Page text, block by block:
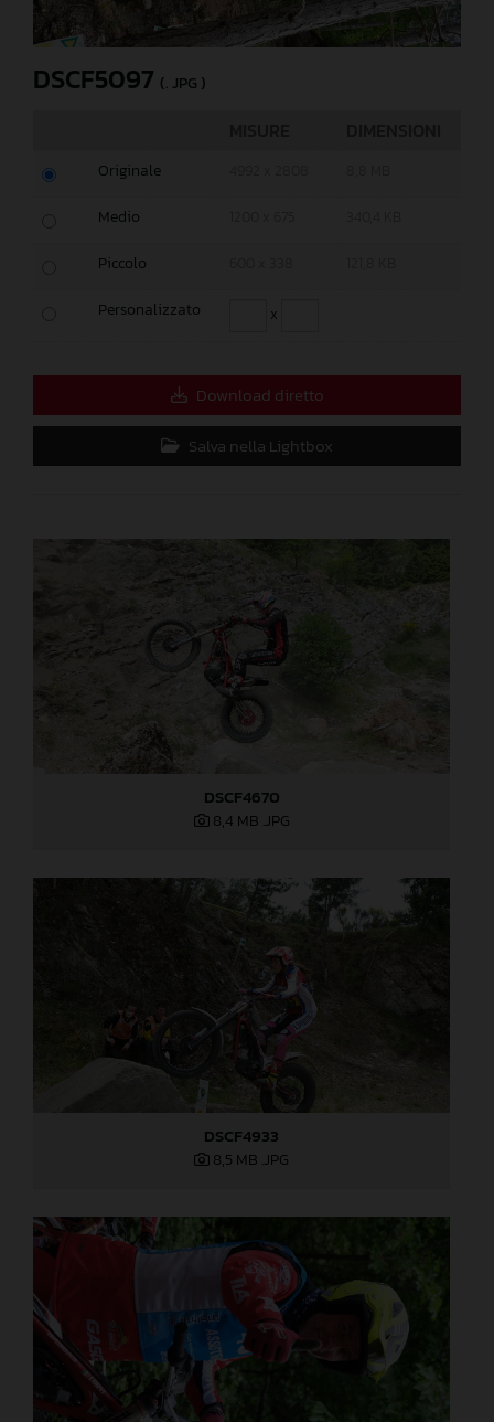
DSCF5097 (. JPG )
Originale
Medio
Piccolo
Personalizzato x
Download diretto
Salva nella Lightbox
DSCF4670
8,4 MB .JPG
DSCF4933
8,5 MB .JPG